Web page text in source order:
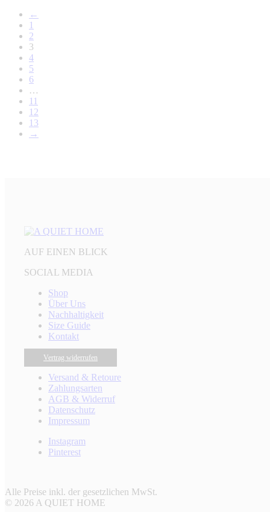
←
1
2
3
4
5
6
…
11
12
13
→
AUF EINEN BLICK
SOCIAL MEDIA
Shop
Über Uns
Nachhaltigkeit
Size Guide
Kontakt
Vertrag widerrufen
Versand & Retoure
Zahlungsarten
AGB & Widerruf
Datenschutz
Impressum
Instagram
Pinterest
Alle Preise inkl. der gesetzlichen MwSt.
© 2026 A QUIET HOME